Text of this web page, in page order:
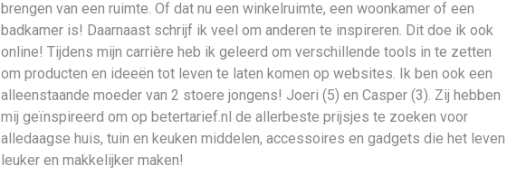
brengen van een ruimte. Of dat nu een winkelruimte, een woonkamer of een
badkamer is! Daarnaast schrijf ik veel om anderen te inspireren. Dit doe ik ook
online! Tijdens mijn carrière heb ik geleerd om verschillende tools in te zetten
om producten en ideeën tot leven te laten komen op websites. Ik ben ook een
alleenstaande moeder van 2 stoere jongens! Joeri (5) en Casper (3). Zij hebben
mij geïnspireerd om op betertarief.nl de allerbeste prijsjes te zoeken voor
alledaagse huis, tuin en keuken middelen, accessoires en gadgets die het leven
leuker en makkelijker maken!